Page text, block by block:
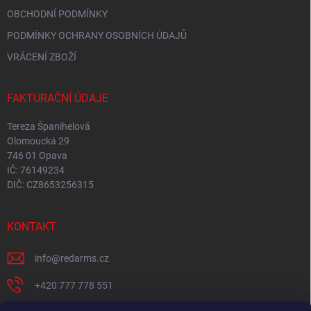
OBCHODNÍ PODMÍNKY
PODMÍNKY OCHRANY OSOBNÍCH ÚDAJŮ
VRÁCENÍ ZBOŽÍ
FAKTURAČNÍ ÚDAJE
Tereza Španihelová
Olomoucká 29
746 01 Opava
IČ: 76149234
DIČ: CZ8653256315
KONTAKT
info@redarms.cz
+420 777 778 551